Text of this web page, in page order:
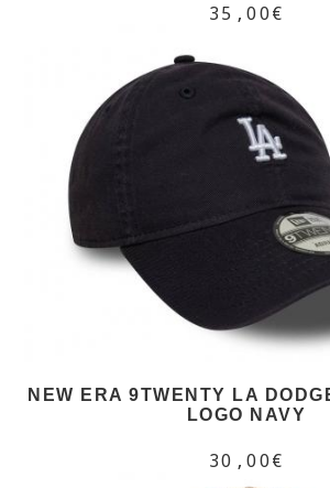
35,00€
NEW ERA 9TWENTY LA
LOGO NAVY
30,00€